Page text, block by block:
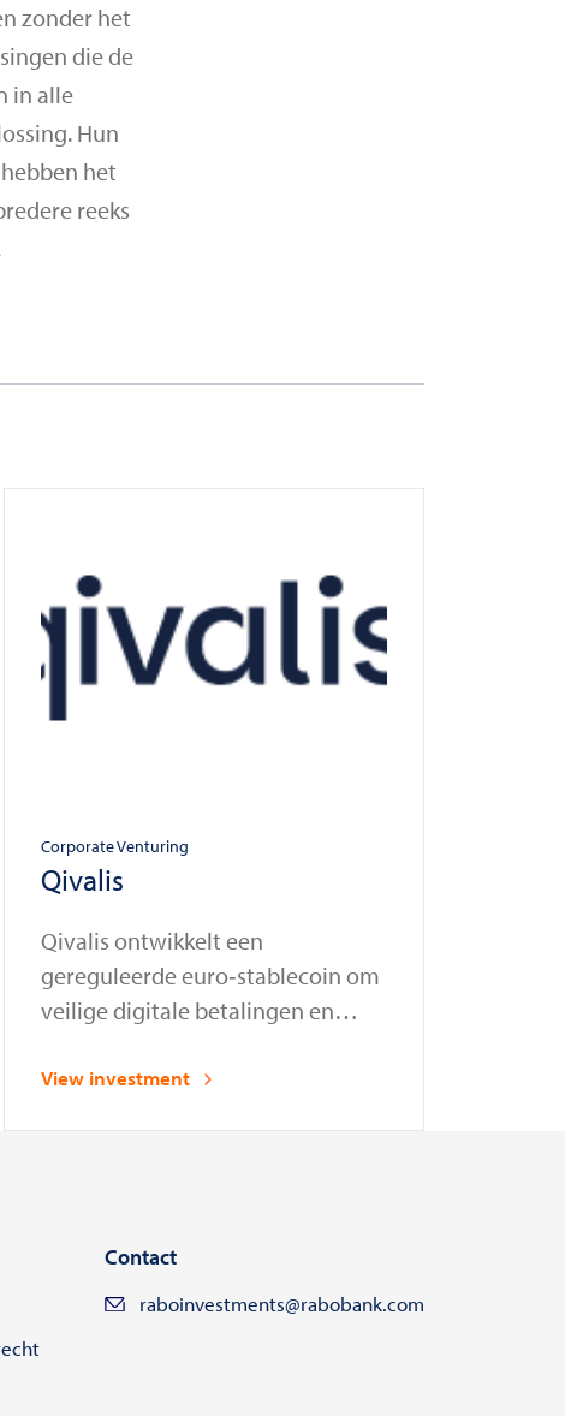
zonder het
die de
in alle
Hun
het
reeks
Corporate Venturing
Qivalis
Qivalis ontwikkelt een
gereguleerde euro‑stablecoin om
veilige digitale betalingen en
View investment
Contact
raboinvestments@rabobank.com